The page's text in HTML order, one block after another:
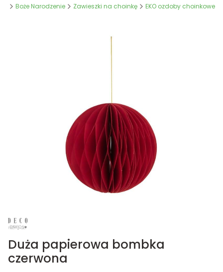
Boże Narodzenie Zawieszki na choinkę EKO ozdoby choinkowe
Duża papierowa bombka
czerwona